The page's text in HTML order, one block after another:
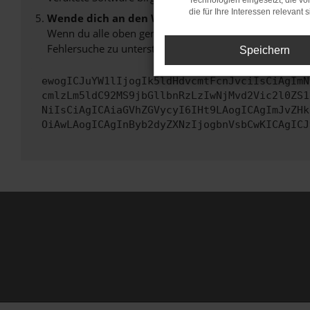
Wende dich an den Webseitenbetreiber.
Wenn du alle oben genannten Schritte versucht hast,
Fehlersuche zu unterstützen:
die für Ihre Interessen relevant
Speichern